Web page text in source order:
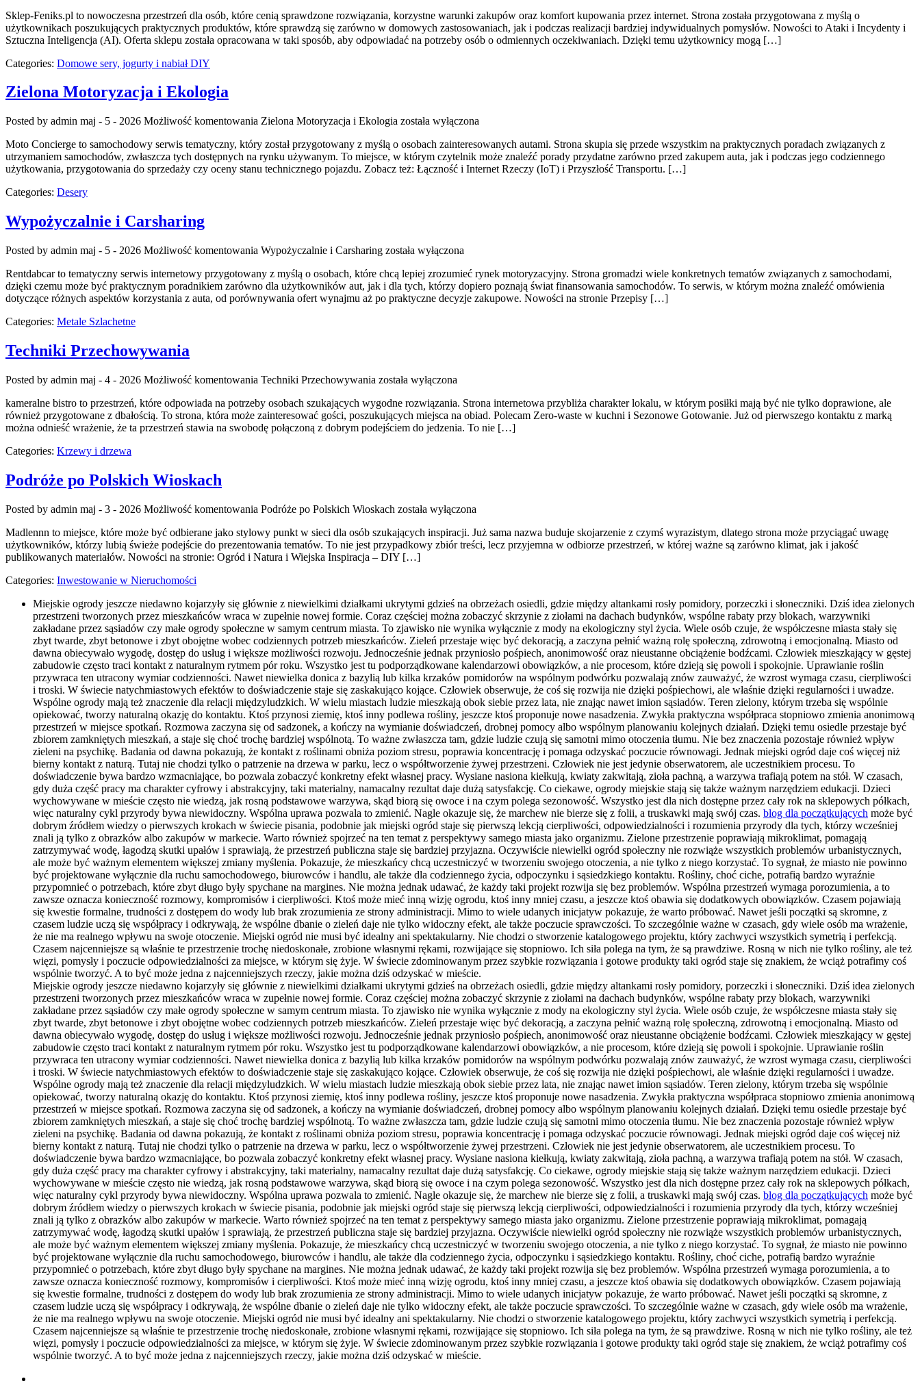
Sklep-Feniks.pl to nowoczesna przestrzeń dla osób, które cenią sprawdzone rozwiązania, korzystne warunki zakupów oraz komfort kupowania przez internet. Strona została przygotowana z myślą o
użytkownikach poszukujących praktycznych produktów, które sprawdzą się zarówno w domowych zastosowaniach, jak i podczas realizacji bardziej indywidualnych pomysłów. Nowości to Ataki i Incydenty i
Sztuczna Inteligencja (AI). Oferta sklepu została opracowana w taki sposób, aby odpowiadać na potrzeby osób o odmiennych oczekiwaniach. Dzięki temu użytkownicy mogą […]
Categories: Domowe sery, jogurty i nabiał DIY
Zielona Motoryzacja i Ekologia
Posted by admin maj - 5 - 2026 Możliwość komentowania Zielona Motoryzacja i Ekologia została wyłączona
Moto Concierge to samochodowy serwis tematyczny, który został przygotowany z myślą o osobach zainteresowanych autami. Strona skupia się przede wszystkim na praktycznych poradach związanych z
utrzymaniem samochodów, zwłaszcza tych dostępnych na rynku używanym. To miejsce, w którym czytelnik może znaleźć porady przydatne zarówno przed zakupem auta, jak i podczas jego codziennego
użytkowania, przygotowania do sprzedaży czy oceny stanu technicznego pojazdu. Zobacz też: Łączność i Internet Rzeczy (IoT) i Przyszłość Transportu. […]
Categories: Desery
Wypożyczalnie i Carsharing
Posted by admin maj - 5 - 2026 Możliwość komentowania Wypożyczalnie i Carsharing została wyłączona
Rentdabcar to tematyczny serwis internetowy przygotowany z myślą o osobach, które chcą lepiej zrozumieć rynek motoryzacyjny. Strona gromadzi wiele konkretnych tematów związanych z samochodami,
dzięki czemu może być praktycznym poradnikiem zarówno dla użytkowników aut, jak i dla tych, którzy dopiero poznają świat finansowania samochodów. To serwis, w którym można znaleźć omówienia
dotyczące różnych aspektów korzystania z auta, od porównywania ofert wynajmu aż po praktyczne decyzje zakupowe. Nowości na stronie Przepisy […]
Categories: Metale Szlachetne
Techniki Przechowywania
Posted by admin maj - 4 - 2026 Możliwość komentowania Techniki Przechowywania została wyłączona
kameralne bistro to przestrzeń, które odpowiada na potrzeby osobach szukających wygodne rozwiązania. Strona internetowa przybliża charakter lokalu, w którym posiłki mają być nie tylko doprawione, ale
również przygotowane z dbałością. To strona, która może zainteresować gości, poszukujących miejsca na obiad. Polecam Zero-waste w kuchni i Sezonowe Gotowanie. Już od pierwszego kontaktu z marką
można odnieść wrażenie, że ta przestrzeń stawia na swobodę połączoną z dobrym podejściem do jedzenia. To nie […]
Categories: Krzewy i drzewa
Podróże po Polskich Wioskach
Posted by admin maj - 3 - 2026 Możliwość komentowania Podróże po Polskich Wioskach została wyłączona
Madlennn to miejsce, które może być odbierane jako stylowy punkt w sieci dla osób szukających inspiracji. Już sama nazwa buduje skojarzenie z czymś wyrazistym, dlatego strona może przyciągać uwagę
użytkowników, którzy lubią świeże podejście do prezentowania tematów. To nie jest przypadkowy zbiór treści, lecz przyjemna w odbiorze przestrzeń, w której ważne są zarówno klimat, jak i jakość
publikowanych materiałów. Nowości na stronie: Ogród i Natura i Wiejska Inspiracja – DIY […]
Categories: Inwestowanie w Nieruchomości
Miejskie ogrody jeszcze niedawno kojarzyły się głównie z niewielkimi działkami ukrytymi gdzieś na obrzeżach osiedli, gdzie między altankami rosły pomidory, porzeczki i słoneczniki. Dziś idea zielonych
przestrzeni tworzonych przez mieszkańców wraca w zupełnie nowej formie. Coraz częściej można zobaczyć skrzynie z ziołami na dachach budynków, wspólne rabaty przy blokach, warzywniki
zakładane przez sąsiadów czy małe ogrody społeczne w samym centrum miasta. To zjawisko nie wynika wyłącznie z mody na ekologiczny styl życia. Wiele osób czuje, że współczesne miasta stały się
zbyt twarde, zbyt betonowe i zbyt obojętne wobec codziennych potrzeb mieszkańców. Zieleń przestaje więc być dekoracją, a zaczyna pełnić ważną rolę społeczną, zdrowotną i emocjonalną. Miasto od
dawna obiecywało wygodę, dostęp do usług i większe możliwości rozwoju. Jednocześnie jednak przyniosło pośpiech, anonimowość oraz nieustanne obciążenie bodźcami. Człowiek mieszkający w gęstej
zabudowie często traci kontakt z naturalnym rytmem pór roku. Wszystko jest tu podporządkowane kalendarzowi obowiązków, a nie procesom, które dzieją się powoli i spokojnie. Uprawianie roślin
przywraca ten utracony wymiar codzienności. Nawet niewielka donica z bazylią lub kilka krzaków pomidorów na wspólnym podwórku pozwalają znów zauważyć, że wzrost wymaga czasu, cierpliwości
i troski. W świecie natychmiastowych efektów to doświadczenie staje się zaskakująco kojące. Człowiek obserwuje, że coś się rozwija nie dzięki pośpiechowi, ale właśnie dzięki regularności i uwadze.
Wspólne ogrody mają też znaczenie dla relacji międzyludzkich. W wielu miastach ludzie mieszkają obok siebie przez lata, nie znając nawet imion sąsiadów. Teren zielony, którym trzeba się wspólnie
opiekować, tworzy naturalną okazję do kontaktu. Ktoś przynosi ziemię, ktoś inny podlewa rośliny, jeszcze ktoś proponuje nowe nasadzenia. Zwykła praktyczna współpraca stopniowo zmienia anonimową
przestrzeń w miejsce spotkań. Rozmowa zaczyna się od sadzonek, a kończy na wymianie doświadczeń, drobnej pomocy albo wspólnym planowaniu kolejnych działań. Dzięki temu osiedle przestaje być
zbiorem zamkniętych mieszkań, a staje się choć trochę bardziej wspólnotą. To ważne zwłaszcza tam, gdzie ludzie czują się samotni mimo otoczenia tłumu. Nie bez znaczenia pozostaje również wpływ
zieleni na psychikę. Badania od dawna pokazują, że kontakt z roślinami obniża poziom stresu, poprawia koncentrację i pomaga odzyskać poczucie równowagi. Jednak miejski ogród daje coś więcej niż
bierny kontakt z naturą. Tutaj nie chodzi tylko o patrzenie na drzewa w parku, lecz o współtworzenie żywej przestrzeni. Człowiek nie jest jedynie obserwatorem, ale uczestnikiem procesu. To
doświadczenie bywa bardzo wzmacniające, bo pozwala zobaczyć konkretny efekt własnej pracy. Wysiane nasiona kiełkują, kwiaty zakwitają, zioła pachną, a warzywa trafiają potem na stół. W czasach,
gdy duża część pracy ma charakter cyfrowy i abstrakcyjny, taki materialny, namacalny rezultat daje dużą satysfakcję. Co ciekawe, ogrody miejskie stają się także ważnym narzędziem edukacji. Dzieci
wychowywane w mieście często nie wiedzą, jak rosną podstawowe warzywa, skąd biorą się owoce i na czym polega sezonowość. Wszystko jest dla nich dostępne przez cały rok na sklepowych półkach,
więc naturalny cykl przyrody bywa niewidoczny. Wspólna uprawa pozwala to zmienić. Nagle okazuje się, że marchew nie bierze się z folii, a truskawki mają swój czas. blog dla początkujących może być
dobrym źródłem wiedzy o pierwszych krokach w świecie pisania, podobnie jak miejski ogród staje się pierwszą lekcją cierpliwości, odpowiedzialności i rozumienia przyrody dla tych, którzy wcześniej
znali ją tylko z obrazków albo zakupów w markecie. Warto również spojrzeć na ten temat z perspektywy samego miasta jako organizmu. Zielone przestrzenie poprawiają mikroklimat, pomagają
zatrzymywać wodę, łagodzą skutki upałów i sprawiają, że przestrzeń publiczna staje się bardziej przyjazna. Oczywiście niewielki ogród społeczny nie rozwiąże wszystkich problemów urbanistycznych,
ale może być ważnym elementem większej zmiany myślenia. Pokazuje, że mieszkańcy chcą uczestniczyć w tworzeniu swojego otoczenia, a nie tylko z niego korzystać. To sygnał, że miasto nie powinno
być projektowane wyłącznie dla ruchu samochodowego, biurowców i handlu, ale także dla codziennego życia, odpoczynku i sąsiedzkiego kontaktu. Rośliny, choć ciche, potrafią bardzo wyraźnie
przypomnieć o potrzebach, które zbyt długo były spychane na margines. Nie można jednak udawać, że każdy taki projekt rozwija się bez problemów. Wspólna przestrzeń wymaga porozumienia, a to
zawsze oznacza konieczność rozmowy, kompromisów i cierpliwości. Ktoś może mieć inną wizję ogrodu, ktoś inny mniej czasu, a jeszcze ktoś obawia się dodatkowych obowiązków. Czasem pojawiają
się kwestie formalne, trudności z dostępem do wody lub brak zrozumienia ze strony administracji. Mimo to wiele udanych inicjatyw pokazuje, że warto próbować. Nawet jeśli początki są skromne, z
czasem ludzie uczą się współpracy i odkrywają, że wspólne dbanie o zieleń daje nie tylko widoczny efekt, ale także poczucie sprawczości. To szczególnie ważne w czasach, gdy wiele osób ma wrażenie,
że nie ma realnego wpływu na swoje otoczenie. Miejski ogród nie musi być idealny ani spektakularny. Nie chodzi o stworzenie katalogowego projektu, który zachwyci wszystkich symetrią i perfekcją.
Czasem najcenniejsze są właśnie te przestrzenie trochę niedoskonałe, zrobione własnymi rękami, rozwijające się stopniowo. Ich siła polega na tym, że są prawdziwe. Rosną w nich nie tylko rośliny, ale też
więzi, pomysły i poczucie odpowiedzialności za miejsce, w którym się żyje. W świecie zdominowanym przez szybkie rozwiązania i gotowe produkty taki ogród staje się znakiem, że wciąż potrafimy coś
wspólnie tworzyć. A to być może jedna z najcenniejszych rzeczy, jakie można dziś odzyskać w mieście.
Miejskie ogrody jeszcze niedawno kojarzyły się głównie z niewielkimi działkami ukrytymi gdzieś na obrzeżach osiedli, gdzie między altankami rosły pomidory, porzeczki i słoneczniki. Dziś idea zielonych
przestrzeni tworzonych przez mieszkańców wraca w zupełnie nowej formie. Coraz częściej można zobaczyć skrzynie z ziołami na dachach budynków, wspólne rabaty przy blokach, warzywniki
zakładane przez sąsiadów czy małe ogrody społeczne w samym centrum miasta. To zjawisko nie wynika wyłącznie z mody na ekologiczny styl życia. Wiele osób czuje, że współczesne miasta stały się
zbyt twarde, zbyt betonowe i zbyt obojętne wobec codziennych potrzeb mieszkańców. Zieleń przestaje więc być dekoracją, a zaczyna pełnić ważną rolę społeczną, zdrowotną i emocjonalną. Miasto od
dawna obiecywało wygodę, dostęp do usług i większe możliwości rozwoju. Jednocześnie jednak przyniosło pośpiech, anonimowość oraz nieustanne obciążenie bodźcami. Człowiek mieszkający w gęstej
zabudowie często traci kontakt z naturalnym rytmem pór roku. Wszystko jest tu podporządkowane kalendarzowi obowiązków, a nie procesom, które dzieją się powoli i spokojnie. Uprawianie roślin
przywraca ten utracony wymiar codzienności. Nawet niewielka donica z bazylią lub kilka krzaków pomidorów na wspólnym podwórku pozwalają znów zauważyć, że wzrost wymaga czasu, cierpliwości
i troski. W świecie natychmiastowych efektów to doświadczenie staje się zaskakująco kojące. Człowiek obserwuje, że coś się rozwija nie dzięki pośpiechowi, ale właśnie dzięki regularności i uwadze.
Wspólne ogrody mają też znaczenie dla relacji międzyludzkich. W wielu miastach ludzie mieszkają obok siebie przez lata, nie znając nawet imion sąsiadów. Teren zielony, którym trzeba się wspólnie
opiekować, tworzy naturalną okazję do kontaktu. Ktoś przynosi ziemię, ktoś inny podlewa rośliny, jeszcze ktoś proponuje nowe nasadzenia. Zwykła praktyczna współpraca stopniowo zmienia anonimową
przestrzeń w miejsce spotkań. Rozmowa zaczyna się od sadzonek, a kończy na wymianie doświadczeń, drobnej pomocy albo wspólnym planowaniu kolejnych działań. Dzięki temu osiedle przestaje być
zbiorem zamkniętych mieszkań, a staje się choć trochę bardziej wspólnotą. To ważne zwłaszcza tam, gdzie ludzie czują się samotni mimo otoczenia tłumu. Nie bez znaczenia pozostaje również wpływ
zieleni na psychikę. Badania od dawna pokazują, że kontakt z roślinami obniża poziom stresu, poprawia koncentrację i pomaga odzyskać poczucie równowagi. Jednak miejski ogród daje coś więcej niż
bierny kontakt z naturą. Tutaj nie chodzi tylko o patrzenie na drzewa w parku, lecz o współtworzenie żywej przestrzeni. Człowiek nie jest jedynie obserwatorem, ale uczestnikiem procesu. To
doświadczenie bywa bardzo wzmacniające, bo pozwala zobaczyć konkretny efekt własnej pracy. Wysiane nasiona kiełkują, kwiaty zakwitają, zioła pachną, a warzywa trafiają potem na stół. W czasach,
gdy duża część pracy ma charakter cyfrowy i abstrakcyjny, taki materialny, namacalny rezultat daje dużą satysfakcję. Co ciekawe, ogrody miejskie stają się także ważnym narzędziem edukacji. Dzieci
wychowywane w mieście często nie wiedzą, jak rosną podstawowe warzywa, skąd biorą się owoce i na czym polega sezonowość. Wszystko jest dla nich dostępne przez cały rok na sklepowych półkach,
więc naturalny cykl przyrody bywa niewidoczny. Wspólna uprawa pozwala to zmienić. Nagle okazuje się, że marchew nie bierze się z folii, a truskawki mają swój czas. blog dla początkujących może być
dobrym źródłem wiedzy o pierwszych krokach w świecie pisania, podobnie jak miejski ogród staje się pierwszą lekcją cierpliwości, odpowiedzialności i rozumienia przyrody dla tych, którzy wcześniej
znali ją tylko z obrazków albo zakupów w markecie. Warto również spojrzeć na ten temat z perspektywy samego miasta jako organizmu. Zielone przestrzenie poprawiają mikroklimat, pomagają
zatrzymywać wodę, łagodzą skutki upałów i sprawiają, że przestrzeń publiczna staje się bardziej przyjazna. Oczywiście niewielki ogród społeczny nie rozwiąże wszystkich problemów urbanistycznych,
ale może być ważnym elementem większej zmiany myślenia. Pokazuje, że mieszkańcy chcą uczestniczyć w tworzeniu swojego otoczenia, a nie tylko z niego korzystać. To sygnał, że miasto nie powinno
być projektowane wyłącznie dla ruchu samochodowego, biurowców i handlu, ale także dla codziennego życia, odpoczynku i sąsiedzkiego kontaktu. Rośliny, choć ciche, potrafią bardzo wyraźnie
przypomnieć o potrzebach, które zbyt długo były spychane na margines. Nie można jednak udawać, że każdy taki projekt rozwija się bez problemów. Wspólna przestrzeń wymaga porozumienia, a to
zawsze oznacza konieczność rozmowy, kompromisów i cierpliwości. Ktoś może mieć inną wizję ogrodu, ktoś inny mniej czasu, a jeszcze ktoś obawia się dodatkowych obowiązków. Czasem pojawiają
się kwestie formalne, trudności z dostępem do wody lub brak zrozumienia ze strony administracji. Mimo to wiele udanych inicjatyw pokazuje, że warto próbować. Nawet jeśli początki są skromne, z
czasem ludzie uczą się współpracy i odkrywają, że wspólne dbanie o zieleń daje nie tylko widoczny efekt, ale także poczucie sprawczości. To szczególnie ważne w czasach, gdy wiele osób ma wrażenie,
że nie ma realnego wpływu na swoje otoczenie. Miejski ogród nie musi być idealny ani spektakularny. Nie chodzi o stworzenie katalogowego projektu, który zachwyci wszystkich symetrią i perfekcją.
Czasem najcenniejsze są właśnie te przestrzenie trochę niedoskonałe, zrobione własnymi rękami, rozwijające się stopniowo. Ich siła polega na tym, że są prawdziwe. Rosną w nich nie tylko rośliny, ale też
więzi, pomysły i poczucie odpowiedzialności za miejsce, w którym się żyje. W świecie zdominowanym przez szybkie rozwiązania i gotowe produkty taki ogród staje się znakiem, że wciąż potrafimy coś
wspólnie tworzyć. A to być może jedna z najcenniejszych rzeczy, jakie można dziś odzyskać w mieście.